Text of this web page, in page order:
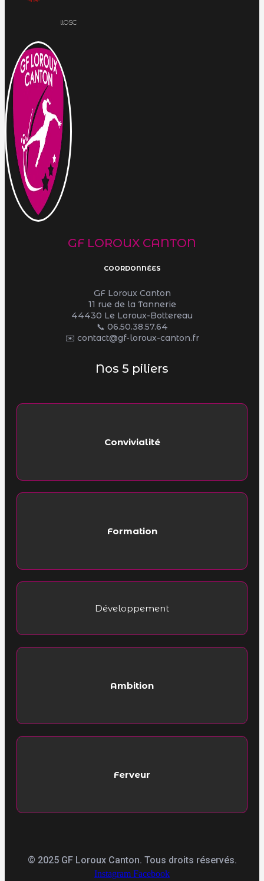
llOSC
GF LOROUX CANTON
COORDONNÉES
GF Loroux Canton
11 rue de la Tannerie
44430 Le Loroux-Bottereau
📞 06.50.38.57.64
✉️ contact@gf-loroux-canton.fr
Nos 5 piliers
Convivialité
Formation
Développement
Ambition
Ferveur
© 2025 GF Loroux Canton. Tous droits réservés.
Instagram Facebook